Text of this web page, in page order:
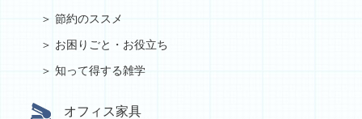
節約のススメ
お困りごと・お役立ち
知って得する雑学
オフィス家具